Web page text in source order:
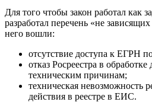
Для того чтобы закон работал как
разработал перечень «не
него вошли:
отсутствие доступа к ЕГРН
отказ Росреестра в
техническим причинам;
техническая невозможность
действия в реестре в ЕИC.